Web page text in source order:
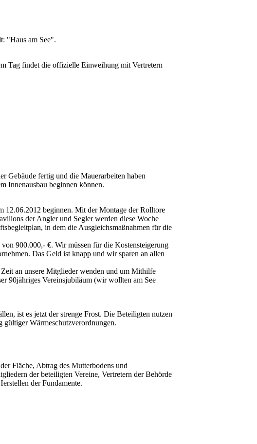
"Haus am See".
Tag findet die offizielle Einweihung mit Vertretern
Gebäude fertig und die Mauerarbeiten haben
Innenausbau beginnen können.
12.06.2012 beginnen. Mit der Montage der Rolltore
der Angler und Segler werden diese Woche
in dem die Ausgleichsmaßnahmen für die
900.000,- €. Wir müssen für die Kostensteigerung
Das Geld ist knapp und wir sparen an allen
an unsere Mitglieder wenden und um Mithilfe
90jähriges Vereinsjubiläum (wir wollten am See
ist es jetzt der strenge Frost. Die Beteiligten nutzen
gültiger Wärmeschutzverordnungen.
Fläche, Abtrag des Mutterbodens und
der beteiligten Vereine, Vertretern der Behörde
der Fundamente.